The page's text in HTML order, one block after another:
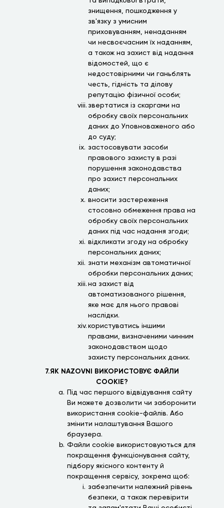
знищення, пошкодження у
зв'язку з умисним
приховуванням, ненаданням
чи несвоєчасним їх наданням,
а також на захист від надання
відомостей, що є
недостовірними чи ганьблять
честь, гідність та ділову
репутацію фізичної особи;
звертатися із скаргами на
обробку своїх персональних
даних до Уповноваженого або
до суду;
застосовувати засоби
правового захисту в разі
порушення законодавства
про захист персональних
даних;
вносити застереження
стосовно обмеження права на
обробку своїх персональних
даних під час надання згоди;
відкликати згоду на обробку
персональних даних;
знати механізм автоматичної
обробки персональних даних;
на захист від
автоматизованого рішення,
яке має для нього правові
наслідки.
користуватись іншими
правами, визначеними чинним
законодавством щодо
захисту персональних даних.
7.ЯК NAZOVNI ВИКОРИСТОВУЄ ФАЙЛИ
COOKIE?
Під час першого відвідування сайту
Ви можете дозволити чи заборонити
використання cookie-файлів. Або
змінити налаштування Вашого
браузера.
Файли cookie використовуються для
покращення функціонування сайту,
підбору якісного контенту й
покращення сервісу, зокрема щоб:
забезпечити належний рівень
безпеки, а також перевірити